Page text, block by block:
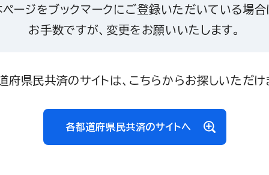
ページをブックマークにご登録いただいている場合
お手数ですが、変更をお願いいたします。
府県民共済のサイトは、こちらからお探しいただけ
各都道府県民共済のサイトへ